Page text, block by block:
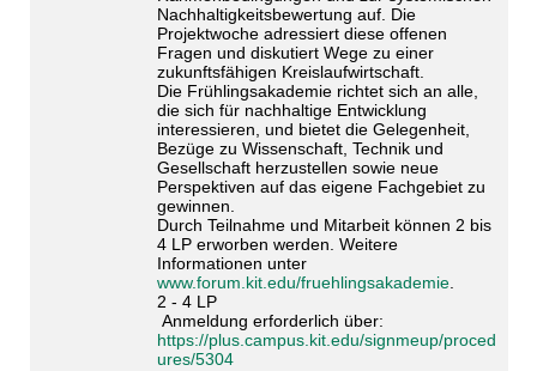
Nachhaltigkeitsbewertung auf. Die
Projektwoche adressiert diese offenen
Fragen und diskutiert Wege zu einer
zukunftsfähigen Kreislaufwirtschaft.
Die Frühlingsakademie richtet sich an alle,
die sich für nachhaltige Entwicklung
interessieren, und bietet die Gelegenheit,
Bezüge zu Wissenschaft, Technik und
Gesellschaft herzustellen sowie neue
Perspektiven auf das eigene Fachgebiet zu
gewinnen.
Durch Teilnahme und Mitarbeit können 2 bis
4 LP erworben werden. Weitere
Informationen unter
www.forum.kit.edu/fruehlingsakademie.
2 - 4 LP
Anmeldung erforderlich über:
https://plus.campus.kit.edu/signmeup/proced
ures/5304